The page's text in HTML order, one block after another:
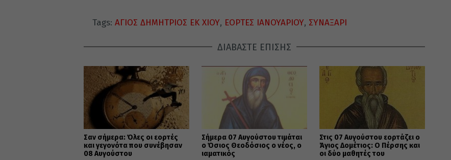
Tags: ΑΓΙΟΣ ΔΗΜΗΤΡΙΟΣ ΕΚ ΧΙΟΥ, ΕΟΡΤΕΣ ΙΑΝΟΥΑΡΙΟΥ, ΣΥΝΑΞΑΡΙ
ΔΙΑΒΑΣΤΕ ΕΠΙΣΗΣ
Σαν σήμερα: Όλες οι εορτές
και γεγονότα που συνέβησαν
08 Αυγούστου
Σήμερα 07 Αυγούστου τιμάται
ο Όσιος Θεοδόσιος ο νέος, ο
ιαματικός
Στις 07 Αυγούστου εορτάζει ο
Άγιος Δομέτιος: Ο Πέρσης και
οι δύο μαθητές του